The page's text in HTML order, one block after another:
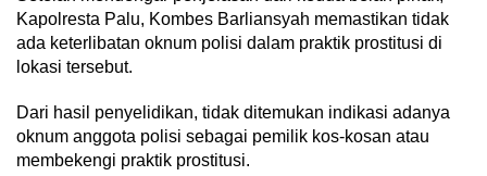
Kapolresta Palu, Kombes Barliansyah memastikan tidak
ada keterlibatan oknum polisi dalam praktik prostitusi di
lokasi tersebut.
Dari hasil penyelidikan, tidak ditemukan indikasi adanya
oknum anggota polisi sebagai pemilik kos-kosan atau
membekengi praktik prostitusi.